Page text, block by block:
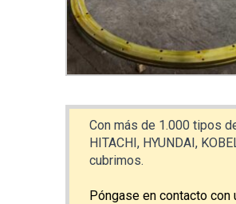
Con más de 1.000 tipos
HITACHI, HYUNDAI,
cubrimos.
Póngase en contacto